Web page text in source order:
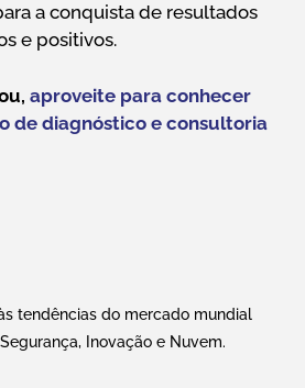
a conquista de resultados
e positivos.
aproveite para conhecer
de diagnóstico e consultoria
tendências do mercado mundial
Inovação e Nuvem.